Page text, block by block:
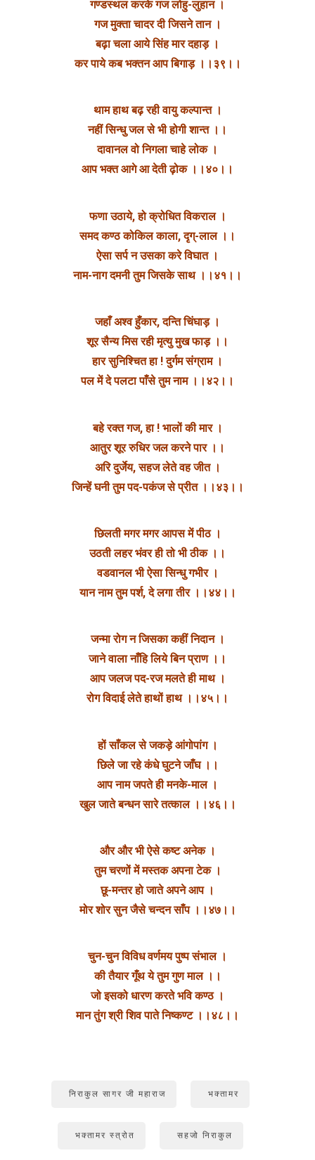
गण्डस्थल करके गज लोहु-लुहान ।
गज मुक्ता चादर दी जिसने तान ।
बढ़ा चला आये सिंह मार दहाड़ ।
कर पाये कब भक्तन आप बिगाड़ ।।३९।।
थाम हाथ बढ़ रही वायु कल्पान्त ।
नहीं सिन्धु जल से भी होगी शान्त ।।
दावानल वो निगला चाहे लोक ।
आप भक्त आगे आ देती ढ़ोक ।।४०।।
फणा उठाये, हो क्रोधित विकराल ।
समद कण्ठ कोकिल काला, दृग्-लाल ।।
ऐसा सर्प न उसका करे विघात ।
नाम-नाग दमनी तुम जिसके साथ ।।४१।।
जहाँ अश्व हुँकार, दन्ति चिंघाड़ ।
शूर सैन्य मिस रही मृत्यु मुख फाड़ ।।
हार सुनिश्चित हा ! दुर्गम संग्राम ।
पल में दे पलटा पाँसे तुम नाम ।।४२।।
बहे रक्त गज, हा ! भालों की मार ।
आतुर शूर रुधिर जल करने पार ।।
अरि दुर्जेय, सहज लेते वह जीत ।
जिन्हें घनी तुम पद-पकंज से प्रीत ।।४३।।
छिलती मगर मगर आपस में पीठ ।
उठती लहर भंवर ही तो भी ठीक ।।
वडवानल भी ऐसा सिन्धु गभीर ।
यान नाम तुम पर्श, दे लगा तीर ।।४४।।
जन्मा रोग न जिसका कहीं निदान ।
जाने वाला नाँहि लिये बिन प्राण ।।
आप जलज पद-रज मलते ही माथ ।
रोग विदाई लेते हाथों हाथ ।।४५।।
हों साँकल से जकड़े आंगोपांग ।
छिले जा रहे कंधे घुटने जाँघ ।।
आप नाम जपते ही मनके-माल ।
खुल जाते बन्धन सारे तत्काल ।।४६।।
और और भी ऐसे कष्ट अनेक ।
तुम चरणों में मस्तक अपना टेक ।
छू-मन्तर हो जाते अपने आप ।
मोर शोर सुन जैसे चन्दन साँप ।।४७।।
चुन-चुन विविध वर्णमय पुष्प संभाल ।
की तैयार गूँथ ये तुम गुण माल ।।
जो इसको धारण करते भवि कण्ठ ।
मान तुंग श्री शिव पाते निष्कण्ट ।।४८।।
निराकुल सागर जी महाराज भक्तामर
भक्तामर स्त्रोत सहजो निराकुल